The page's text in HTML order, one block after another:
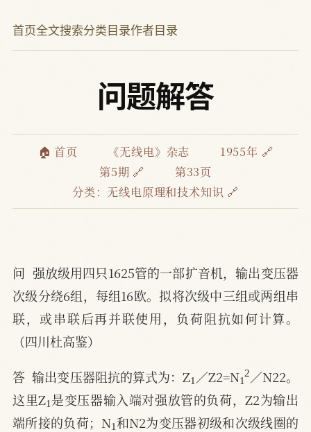
首页全文搜索分类目录作者目录
问题解答
🏠 首页 《无线电》杂志
1955年 🔗
第5期 🔗
第33页
分类： 无线电原理和技术知识 🔗
问  强放级用四只1625管的一部扩音机，输出变压器
次级分绕6组，每组16欧。拟将次级中三组或两组串
联，或串联后再并联使用，负荷阻抗如何计算。
（四川杜高鉴）
答  输出变压器阻抗的算式为：Z ／Z2=N 12／N22。
这里Z1是变压器输入端对强放管的负荷，Z2为输出
端所接的负荷；N1和N2为变压器初级和次级线圈的